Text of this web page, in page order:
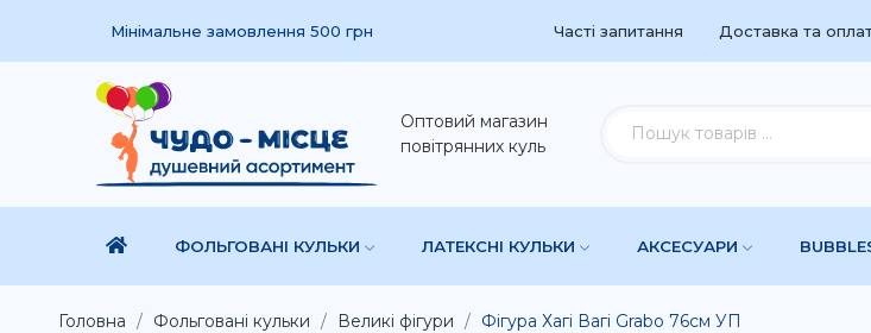
Мінімальне замовлення 500 грн Часті запитання Доставка та
Оптовий магазин
повітрянних куль
ФОЛЬГОВАНІ КУЛЬКИ ЛАТЕКСНІ КУЛЬКИ АКСЕСУАРИ
Головна Фольговані кульки Великі фігури Фігура Хагі Вагі Grabo 76см УП